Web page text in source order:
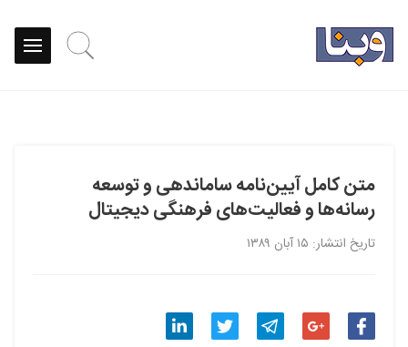
متن کامل آیین‌نامه ساماندهى و توسعه
رسانه‌ها و فعالیت‌هاى فرهنگى دیجیتال
تاریخ انتشار: ۱۵ آبان ۱۳۸۹